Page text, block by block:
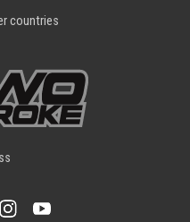
countries